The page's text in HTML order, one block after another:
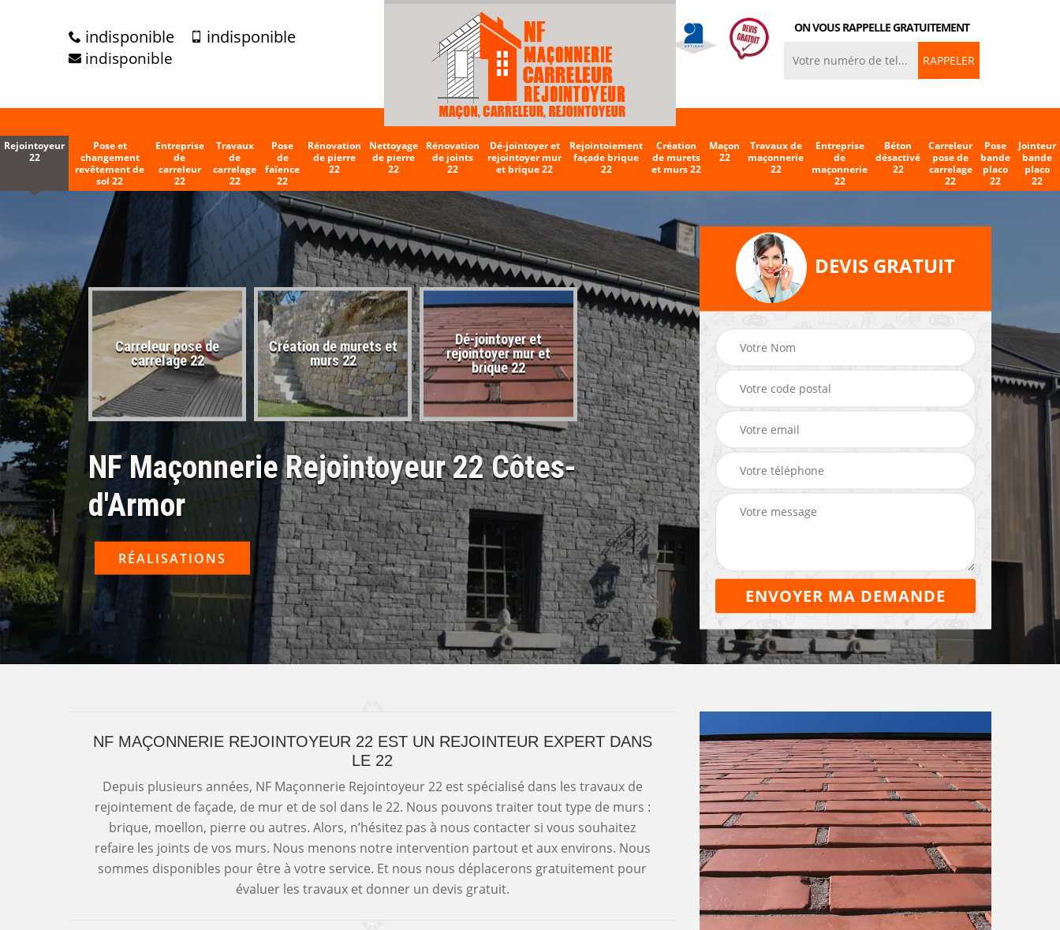
indisponible indisponible
indisponible
ON VOUS RAPPELLE GRATUITEMENT
Rejointoyeur
22
Pose et
changement
revêtement de
sol 22
Entreprise
de
carreleur
22
Travaux
de
carrelage
22
Pose
de
faïence
22
Rénovation
de pierre
22
Nettoyage
de pierre
22
Rénovation
de joints
22
Dé-jointoyer et
rejointoyer mur
et brique 22
Rejointoiement
façade brique
22
Création
de murets
et murs 22
Maçon
22
Travaux de
maçonnerie
22
Entreprise
de
maçonnerie
22
Béton
désactivé
22
Carreleur
pose de
carrelage
22
Pose
bande
placo
22
Jointeur
bande
placo
22
22
Carreleur pose de
carrelage 22
Création de murets et
murs 22
Dé-jointoyer et
rejointoyer mur et
brique 22
Entreprise de carreleur
22
Entreprise de
Maçon 22
NF Maçonnerie Rejointoyeur 22 Côtes-
d'Armor
RÉALISATIONS
DEVIS GRATUIT
NF MAÇONNERIE REJOINTOYEUR 22 EST UN REJOINTEUR EXPERT DANS
LE 22
Depuis plusieurs années, NF Maçonnerie Rejointoyeur 22 est spécialisé dans les travaux de
rejointement de façade, de mur et de sol dans le 22. Nous pouvons traiter tout type de murs :
brique, moellon, pierre ou autres. Alors, n’hésitez pas à nous contacter si vous souhaitez
refaire les joints de vos murs. Nous menons notre intervention partout et aux environs. Nous
sommes disponibles pour être à votre service. Et nous nous déplacerons gratuitement pour
évaluer les travaux et donner un devis gratuit.